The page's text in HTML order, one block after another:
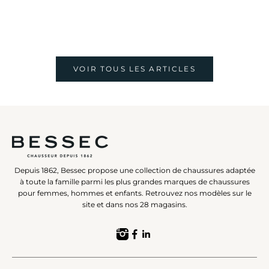
VOIR TOUS LES ARTICLES
Depuis 1862, Bessec propose une collection de chaussures adaptée
à toute la famille parmi les plus grandes marques de chaussures
pour femmes, hommes et enfants. Retrouvez nos modèles sur le
site et dans nos 28 magasins.